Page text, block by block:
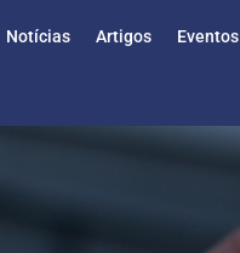
Notícias Artigos Eventos